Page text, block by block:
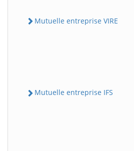
Mutuelle entreprise VIRE
Mutuelle entreprise IFS